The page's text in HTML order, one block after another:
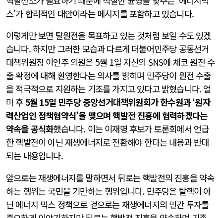
스’가 합리적인 대안이라는 메시지를 포함하고 있습니다.
이렇게만 보면 탈원전을 목표하고 있는 것처럼 보일 수도 있겠
습니다. 하지만 그러한 모습과 다르게 더불어민주당 공동선거
대책위원장 이언주 의원은 5월 1일 자신의 SNS에 체코 원전 수
출 확정에 대해 환영한다는 의사를 밝히며 민주당이 원전 수출
을 적극적으로 지원하는 기조를 가지고 있다고 밝혔습니다. 얼
마 후 5월 15일 민주당 중앙선거대책위원회가 한수원과 ‘원자
력산업인 정책협약식’을 맺으며 핵발전 진흥에 협력하겠다는
약속을 공식화했습니다. 이는 이재명 후보가 토론회에서 언급
한 핵발전이 아닌 재생에너지로 전환해야 한다는 내용과 반대
되는 내용입니다.
앞으로는 재생에너지를 말하면서 뒤로는 핵발전의 진흥을 약속
하는 행위는 국민을 기만하는 행위입니다. 민주당은 탈핵이 아
닌 에너지 믹스 정책으로 겉으로는 재생에너지의 민간 투자를